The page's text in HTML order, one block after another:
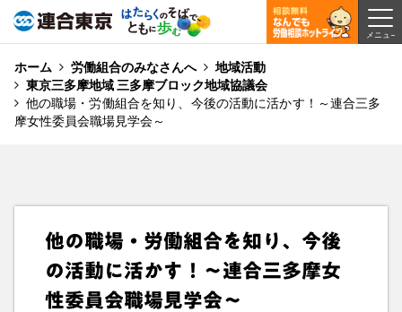
ホーム 労働組合のみなさんへ
地域活動
東京三多摩地域 三多摩ブロック地域協議会
他の職場・労働組合を知り、今後の活動に活かす！～連合三多
摩女性委員会職場見学会～
他の職場・労働組合を知り、今後
の活動に活かす！～連合三多摩女
性委員会職場見学会～